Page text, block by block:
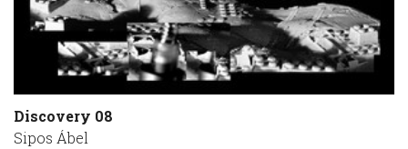
Discovery 08
Sipos Ábel